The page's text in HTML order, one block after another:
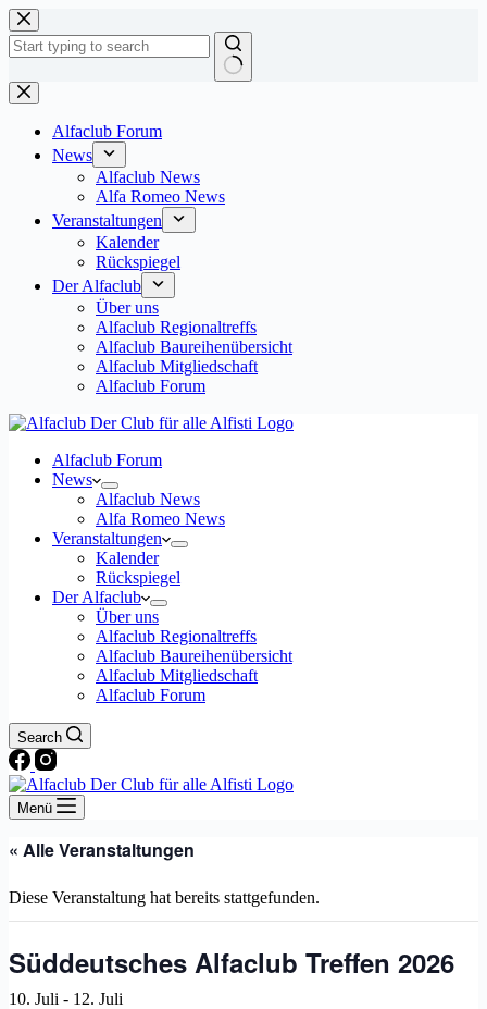
Zum
Inhalt
springen
Keine
Ergebnisse
Alfaclub Forum
News
Alfaclub News
Alfa Romeo News
Veranstaltungen
Kalender
Rückspiegel
Der Alfaclub
Über uns
Alfaclub Regionaltreffs
Alfaclub Baureihenübersicht
Alfaclub Mitgliedschaft
Alfaclub Forum
Alfaclub Forum
News
Alfaclub News
Alfa Romeo News
Veranstaltungen
Kalender
Rückspiegel
Der Alfaclub
Über uns
Alfaclub Regionaltreffs
Alfaclub Baureihenübersicht
Alfaclub Mitgliedschaft
Alfaclub Forum
Search
Menü
« Alle Veranstaltungen
Diese Veranstaltung hat bereits stattgefunden.
Süddeutsches Alfaclub Treffen 2026
10. Juli - 12. Juli